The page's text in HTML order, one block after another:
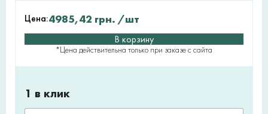
Цена:4985,42 грн. /шт
В корзину
*Цена действительна только при заказе с сайта
1 в клик